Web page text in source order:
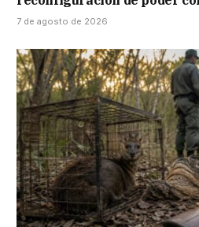
7 de agosto de 2026